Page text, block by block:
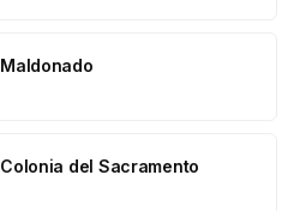
Maldonado
Colonia del Sacramento